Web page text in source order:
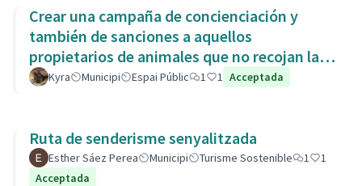
Crear una campaña de concienciación y
también de sanciones a aquellos
propietarios de animales que no recojan las
heces de las aceras. Es responsabili
Kyra Municipi Espai Públic 1 1 Acceptada
Ruta de senderisme senyalitzada
Esther Sáez Perea Municipi Turisme Sostenible 1
1
Acceptada